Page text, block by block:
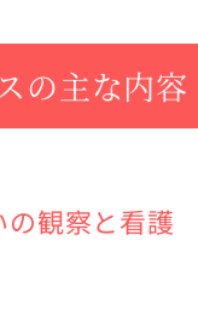
の主な内容
観察と看護